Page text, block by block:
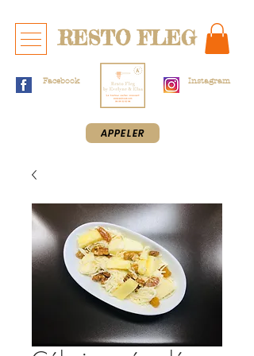
RESTO FLEG
Facebook Instagram
APPELER